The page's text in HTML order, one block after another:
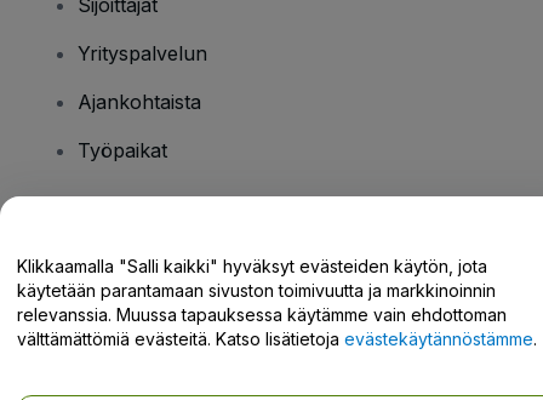
Sijoittajat
Yrityspalvelun
Ajankohtaista
Työpaikat
Tukikeskus / Ota meihin yhteyttä
Klikkaamalla "Salli kaikki" hyväksyt evästeiden käytön, jota
käytetään parantamaan sivuston toimivuutta ja markkinoinnin
relevanssia. Muussa tapauksessa käytämme vain ehdottoman
välttämättömiä evästeitä. Katso lisätietoja evästekäytännöstämme.